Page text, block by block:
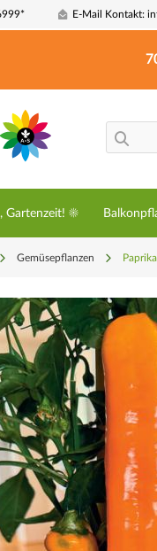
E-Mail Kontakt:
Gartenzeit! ☀️
Gemüsepflanzen